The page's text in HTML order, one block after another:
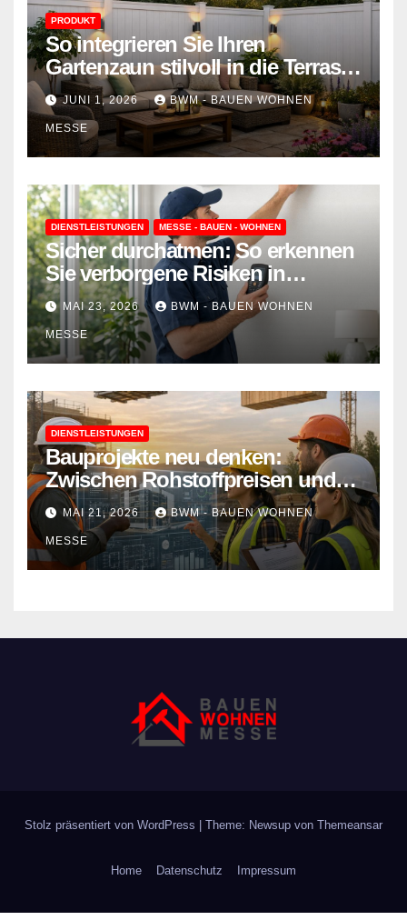
PRODUKT
So integrieren Sie Ihren
Gartenzaun stilvoll in die Terrasse
– mehr Komfort, weniger
Aufwand
JUNI 1, 2026 BWM - BAUEN WOHNEN
MESSE
DIENSTLEISTUNGEN MESSE - BAUEN - WOHNEN
Sicher durchatmen: So erkennen
Sie verborgene Risiken in
Wohnraumlüftungen
MAI 23, 2026 BWM - BAUEN WOHNEN
MESSE
DIENSTLEISTUNGEN
Bauprojekte neu denken:
Zwischen Rohstoffpreisen und
rechtlichen Hürden den Überblick
behalten
MAI 21, 2026 BWM - BAUEN WOHNEN
MESSE
Stolz präsentiert von WordPress Theme: Newsup von Themeansar
Home Datenschutz Impressum